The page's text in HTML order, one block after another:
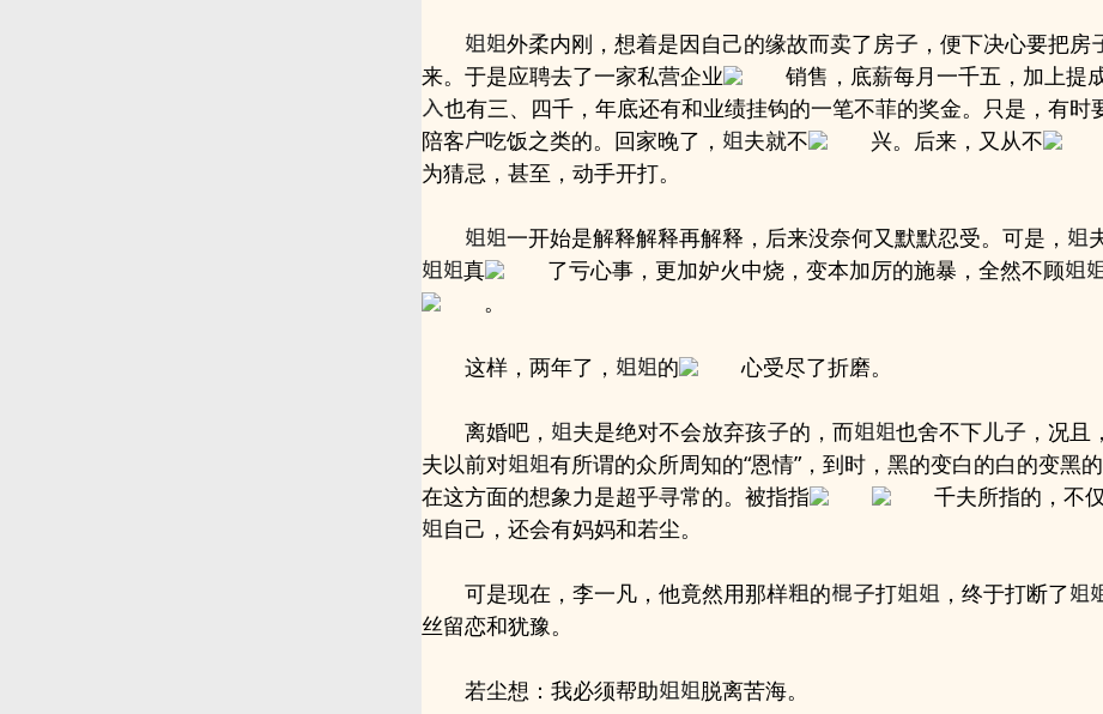
外柔内刚，想着是因自己的缘故而卖了房 ，便下决心要把房
来。于是应聘去了一家私营企业
销售，底薪每月一千五，加上提
也有三、四千，年底还有和业绩挂钩的一笔不菲的奖金。只是，有时
陪客
吃饭之类的。回家晚了， 夫就不 兴。后来，又从不
为猜忌，甚至，动手开打。
一开始是解释解释再解释，后来没奈何又默默忍受。可是，
真
了亏心事，更加妒火中烧，变本加厉的施暴，全然不顾
。
这样，两年了， 的 心受尽了折磨。
离婚吧， 夫是绝对不会放弃孩 的，而 也舍不下儿
，况且
夫以前对
有所谓的众所周知的“恩情”，到时，黑的变白的白的变黑
在这方面的想象力是超乎寻常的。被指指
千夫所指的，不
自己，还会有妈妈和若尘。
可是现在，李一凡，他竟然用那样 的 打 ，终于打断了
丝留恋和犹豫。
若尘想：我必须帮助 脱离苦海。